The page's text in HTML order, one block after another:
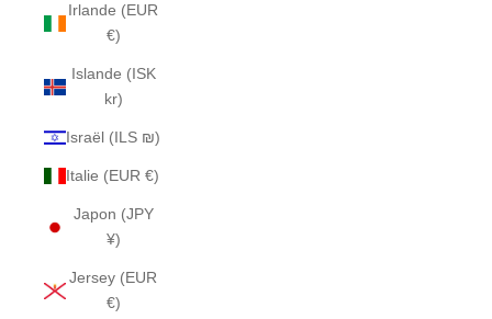
Irlande (EUR
€)
Islande (ISK
kr)
Israël (ILS ₪)
Italie (EUR €)
Japon (JPY
¥)
Jersey (EUR
€)